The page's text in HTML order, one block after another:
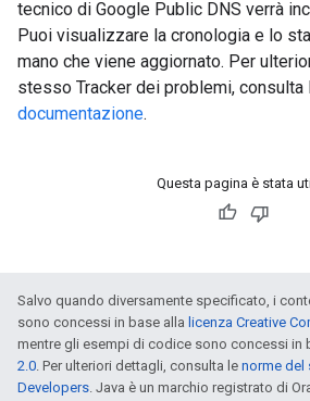
tecnico di Google Public DNS verrà
Puoi visualizzare la cronologia e lo
mano che viene aggiornato. Per
stesso Tracker dei problemi, consulta
documentazione.
Questa pagina è stata
Salvo quando diversamente specificato, i
sono concessi in base alla licenza Creative
mentre gli esempi di codice sono concessi in
2.0. Per ulteriori dettagli, consulta le norme del
Developers. Java è un marchio registrato di